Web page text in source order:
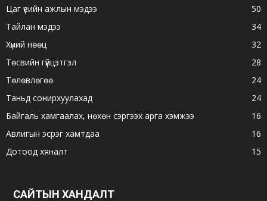
Цаг үеийн ажлын мэдээ
50
Тайлан мэдээ
34
Хүний нөөц
32
Төсвийн гүйцэтгэл
28
Төлөвлөгөө
24
Таньд сонирхуулахад
24
Байгаль хамгаалах, нөхөн сэргээх арга хэмжээ
16
Авлигын эсрэг хамтдаа
16
Дотоод хяналт
15
САЙТЫН ХАНДАЛТ